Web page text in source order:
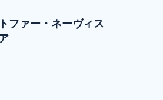
ファー・ネーヴィス